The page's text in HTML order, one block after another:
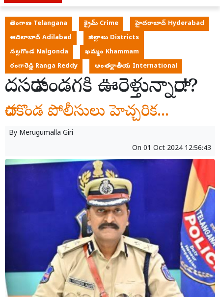
తెలంగాణ Telangana క్రైమ్ Crime
హైదరాబాద్ Hyderabad
ఆదిలాబాద్ Adilabad
జిల్లాలు Districts
నల్లగొండ Nalgonda
ఖమ్మం Khammam
రంగారెడ్డి Ranga Reddy
అంతర్జాతీయ International
దసరా పండగకి ఊరెళ్తున్నారా..!?
రాచకొండ పోలీసులు హెచ్చరిక...
By Merugumalla Giri
On 01 Oct 2024 12:56:43